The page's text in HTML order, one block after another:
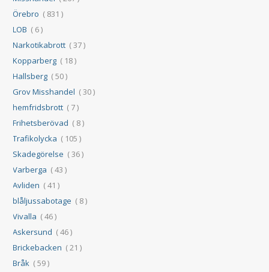
Örebro ( 831 )
LOB ( 6 )
Narkotikabrott ( 37 )
Kopparberg ( 18 )
Hallsberg ( 50 )
Grov Misshandel ( 30 )
hemfridsbrott ( 7 )
Frihetsberövad ( 8 )
Trafikolycka ( 105 )
Skadegörelse ( 36 )
Varberga ( 43 )
Avliden ( 41 )
blåljussabotage ( 8 )
Vivalla ( 46 )
Askersund ( 46 )
Brickebacken ( 21 )
Bråk ( 59 )